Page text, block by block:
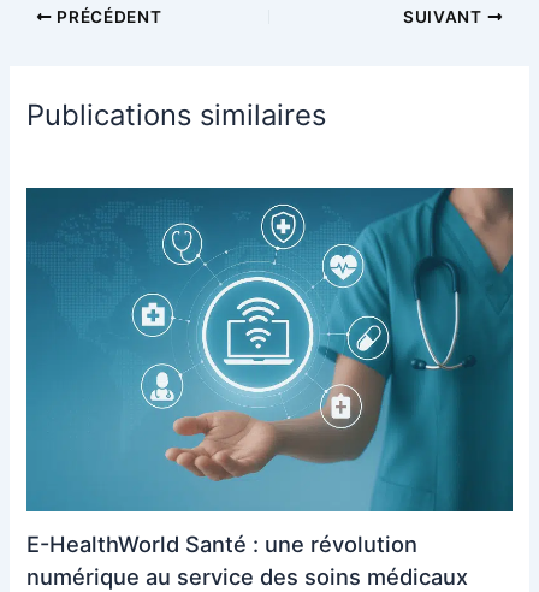
PRÉCÉDENT SUIVANT
Publications similaires
E-HealthWorld Santé : une révolution
numérique au service des soins médicaux